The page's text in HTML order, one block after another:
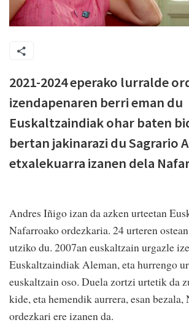
2021-2024 eperako lurralde
izendapenaren berri eman du
Euskaltzaindiak ohar baten
bertan jakinarazi du Sagrario
etxalekuarra izanen dela
Andres Iñigo izan da azken urteetan
Nafarroako ordezkaria. 24 urteren
utziko du. 2007an euskaltzain urgazle
Euskaltzaindiak Aleman, eta hurrengo
euskaltzain oso. Duela zortzi urtetik da
kide, eta hemendik aurrera, esan bezala,
ordezkari ere izanen da.